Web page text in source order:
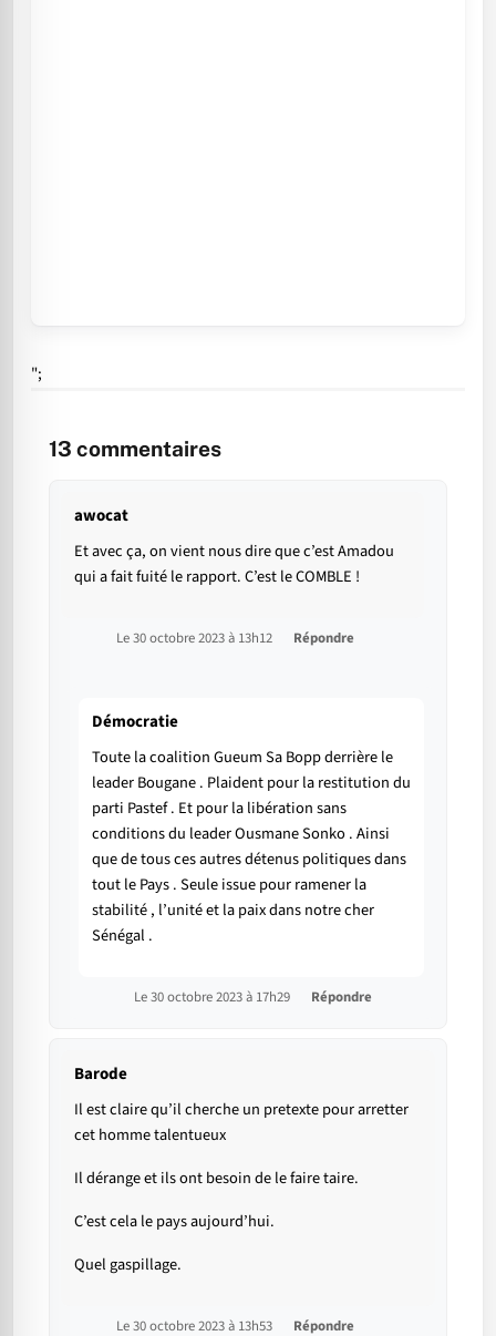
";
13 commentaires
awocat
Et avec ça, on vient nous dire que c’est Amadou
qui a fait fuité le rapport. C’est le COMBLE !
Le 30 octobre 2023 à 13h12 Répondre
Démocratie
Toute la coalition Gueum Sa Bopp derrière le
leader Bougane . Plaident pour la restitution du
parti Pastef . Et pour la libération sans
conditions du leader Ousmane Sonko . Ainsi
que de tous ces autres détenus politiques dans
tout le Pays . Seule issue pour ramener la
stabilité , l’unité et la paix dans notre cher
Sénégal .
Le 30 octobre 2023 à 17h29 Répondre
Barode
Il est claire qu’il cherche un pretexte pour arretter
cet homme talentueux
Il dérange et ils ont besoin de le faire taire.
C’est cela le pays aujourd’hui.
Quel gaspillage.
Le 30 octobre 2023 à 13h53 Répondre